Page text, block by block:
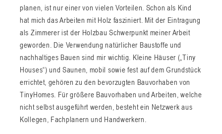
planen, ist nur einer von vielen Vorteilen. Schon als Kind
hat mich das Arbeiten mit Holz fasziniert. Mit der Eintragung
als Zimmerer ist der Holzbau Schwerpunkt meiner Arbeit
geworden. Die Verwendung natürlicher Baustoffe und
nachhaltiges Bauen sind mir wichtig. Kleine Häuser („Tiny
Houses“) und Saunen, mobil sowie fest auf dem Grundstück
errichtet, gehören zu den bevorzugten Bauvorhaben von
TinyHomes. Für größere Bauvorhaben und Arbeiten, welche
nicht selbst ausgeführt werden, besteht ein Netzwerk aus
Kollegen, Fachplanern und Handwerkern.